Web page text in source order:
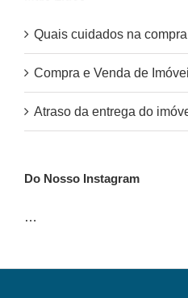
Quais cuidados na
Compra e Venda de
Atraso da entrega do
Do Nosso Instagram
…